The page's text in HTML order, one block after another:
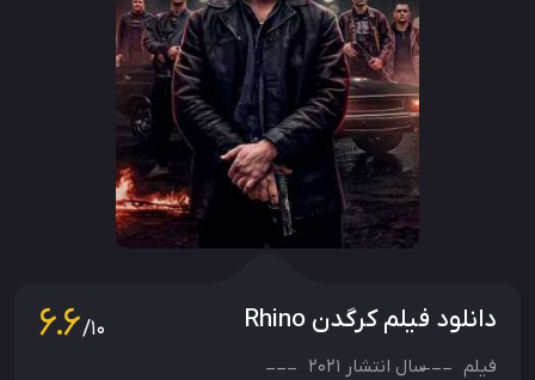
دانلود فیلم کرگدن Rhino 6.6/10
فیلم سال انتشار 2021